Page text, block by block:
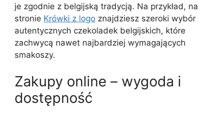
je zgodnie z belgijską tradycją. Na przykład, na
stronie Krówki z logo znajdziesz szeroki wybór
autentycznych czekoladek belgijskich, które
zachwycą nawet najbardziej wymagających
smakoszy.
Zakupy online – wygoda i
dostępność